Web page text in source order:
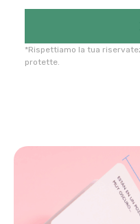
*Rispettiamo la tua
protette.